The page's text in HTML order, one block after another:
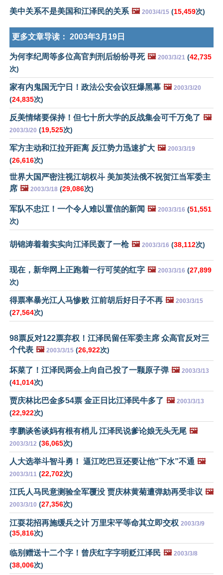
美中关系不是美国和江泽民的关系 🖼️ 2003/4/15 (15,459次)
更多文章导读： 2003年3月19日
为何李纪周等多位高官判刑后纷纷寻死 🖼️ 2003/3/21 (42,735
次)
家有内鬼国无宁日！政法公安会议狂爆黑幕 🖼️ 2003/3/20
(24,835次)
反美情绪要保持！但七十所大学的反战集会可千万免了 🖼️
2003/3/20 (19,525次)
军方主动和江拉开距离 反江势力迅速扩大 🖼️ 2003/3/19
(26,616次)
世界大国严密注视江胡权斗 美加英法俄不祝贺江当军委主
席 🖼️ 2003/3/18 (29,086次)
军队不忠江！一个令人难以置信的新闻 🖼️ 2003/3/16 (51,551
次)
胡锦涛着着实实向江泽民轰了一枪 🖼️ 2003/3/16 (38,112次)
现在，新华网上正跑着一行可笑的红字 🖼️ 2003/3/16 (27,899
次)
得票率暴光江人马惨败 江前胡后好日子不再 🖼️ 2003/3/15
(27,564次)
98票反对122票弃权！江泽民留任军委主席 众高官反对三
个代表 🖼️ 2003/3/15 (26,922次)
坏菜了！江泽民两会上向自己投了一颗原子弹 🖼️ 2003/3/13
(41,014次)
贾庆林比巴金多54票 金正日比江泽民牛多了 🖼️ 2003/3/13
(22,922次)
李鹏谈爸谈妈有根有梢儿 江泽民说爹论娘无头无尾 🖼️
2003/3/12 (36,065次)
人大选举斗智斗勇！ 逼江吃巴豆还要让他“下水”不通 🖼️
2003/3/11 (22,702次)
江氏人马民意测验全军覆没 贾庆林黄菊遭弹劾再受非议 🖼️
2003/3/10 (27,356次)
江耍花招再施缓兵之计 万里宋平等命其立即交权 2003/3/9
(35,816次)
临别赠送十二个字！曾庆红字字明贬江泽民 🖼️ 2003/3/8
(38,006次)